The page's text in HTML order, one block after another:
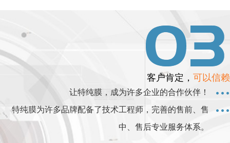
客户肯定， 可以信赖
让特纯膜，成为许多企业的合作伙伴！
特纯膜为许多品牌配备了技术工程师，完善的售前、售
中、售后专业服务体系。